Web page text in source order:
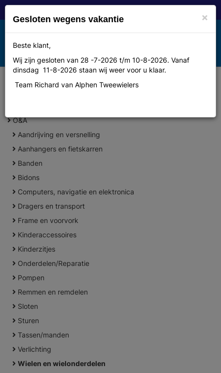
Toggle
navigation
MENU
O&A
Aandrijving en versnelling
Aanhangers en fietskarren
Banden
Bidons
Computers, navigatie en elektronica
Dragers en transport
Frame en voorvork
Kinderaccessoires
Kinderzitjes
Onderdelen/Reparatie
Pompen
Remmen en remdelen
Sloten
Sturen
Tassen/manden
Verlichting
Wielen en wielonderdelen
×
Gesloten wegens vakantie
Beste klant,
Wij zijn gesloten van 28 -7-2026 t/m 10-8-2026. Vanaf
dinsdag 11-8-2026 staan wij weer voor u klaar.
Team Richard van Alphen Tweewielers